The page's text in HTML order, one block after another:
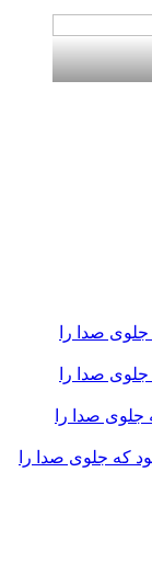
صدا را
صدا را
صدا را
که جلوی صدا را